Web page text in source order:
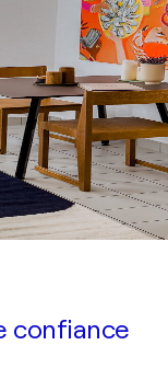
confiance